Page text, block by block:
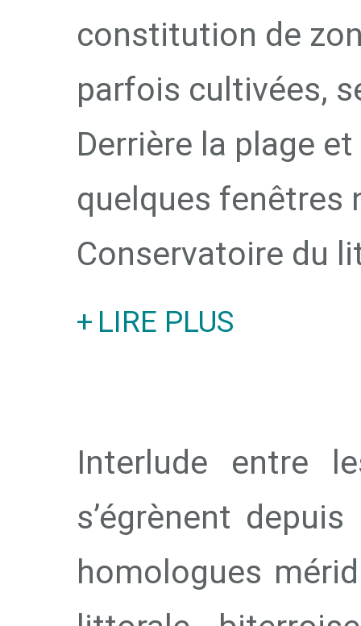
constitution de
parfois cultivées,
Derrière la plage
quelques fenêtres
Conservatoire du
LIRE PLUS
Interlude entre
s’égrènent
homologues